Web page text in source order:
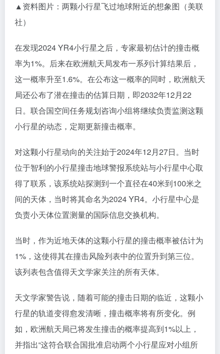
▲资料图片：两颗小行星飞过地球附近的想象图（美联
社）
在发现2024 YR4小行星之后，专家最初估计的撞击概
率为1%。后来在欧洲航天局发布一系列计算结果后，
这一概率升至1.6%。在公布这一概率的同时，欧洲航天
局还公布了潜在撞击的估算日期，即2032年12月22
日。联合国空间任务规划咨询小组将继续负责监测这颗
小行星的动态，定期更新撞击概率。
对这颗小行星动向的关注始于2024年12月27日。当时
位于智利的小行星撞击地球警报系统站与小行星中心取
得了联系，该系统站探测到一个直径在40米到100米之
间的天体，当时将其命名为2024 YR4。小行星中心是
负责小天体位置测量的国际信息交换机构。
当时，作为近地天体的这颗小行星的撞击概率被估计为
1%，这使得其在撞击风险列表中的位置升到第三位。
该列表包含值得天文学家关注的所有天体。
天文学家警告说，随着可能的撞击日期的临近，这颗小
行星的轨道变得愈发清晰，撞击概率将有所变化。例
如，欧洲航天局已将发生撞击的概率提高到1%以上，
并指出“这符合联合国批准启动两个小行星应对小组所